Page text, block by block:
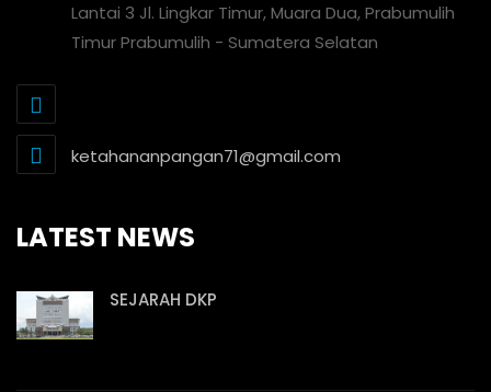
Lantai 3 Jl. Lingkar Timur, Muara Dua, Prabumulih
Timur Prabumulih - Sumatera Selatan
ketahananpangan71@gmail.com
LATEST NEWS
SEJARAH DKP